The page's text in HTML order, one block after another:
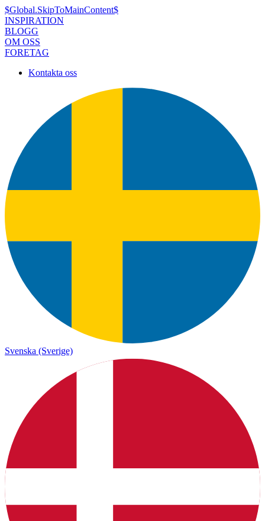
$Global.SkipToMainContent$
INSPIRATION
BLOGG
OM OSS
FORETAG
Kontakta oss
Svenska (Sverige)